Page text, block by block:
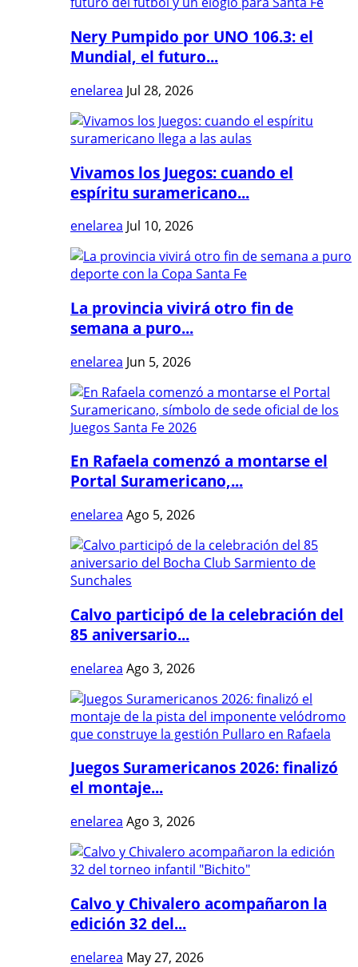
Nery Pumpido por UNO 106.3: el
Mundial, el futuro...
enelarea Jul 28, 2026
Vivamos los Juegos: cuando el
espíritu suramericano...
enelarea Jul 10, 2026
La provincia vivirá otro fin de
semana a puro...
enelarea Jun 5, 2026
En Rafaela comenzó a montarse el
Portal Suramericano,...
enelarea Ago 5, 2026
Calvo participó de la celebración del
85 aniversario...
enelarea Ago 3, 2026
Juegos Suramericanos 2026: finalizó
el montaje...
enelarea Ago 3, 2026
Calvo y Chivalero acompañaron la
edición 32 del...
enelarea May 27, 2026